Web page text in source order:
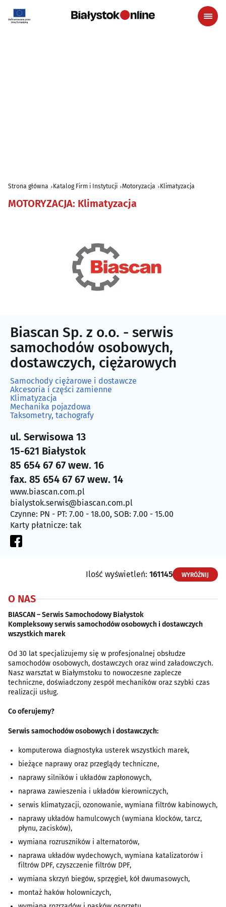
Strona główna Katalog Firm i Instytucji Motoryzacja Klimatyzacja
MOTORYZACJA: Klimatyzacja
Biascan Sp. z o.o. - serwis
samochodów osobowych,
dostawczych, ciężarowych
Samochody ciężarowe i dostawcze
Akcesoria i części zamienne
Klimatyzacja
Mechanika pojazdowa
Taksometry, tachografy
ul. Serwisowa 13
15-621 Białystok
85 654 67 67 wew. 16
fax. 85 654 67 67 wew. 14
www.biascan.com.pl
bialystok.serwis@biascan.com.pl
Czynne: PN - PT: 7.00 - 18.00, SOB: 7.00 - 15.00
Karty płatnicze: tak
Ilość wyświetleń: 161145 WYRÓŻNIJ
O NAS
BIASCAN – Serwis Samochodowy Białystok
Kompleksowy serwis samochodów osobowych i dostawczych
wszystkich marek
Od 30 lat specjalizujemy się w profesjonalnej obsłudze
samochodów osobowych, dostawczych oraz wind załadowczych.
Nasz warsztat w Białymstoku to nowoczesne zaplecze
techniczne, doświadczony zespół mechaników oraz szybki czas
realizacji usług.
Co oferujemy?
Serwis samochodów osobowych i dostawczych:
komputerowa diagnostyka usterek wszystkich marek,
bieżące naprawy oraz przeglądy techniczne,
naprawy silników i układów zapłonowych,
naprawa zawieszenia i układów kierowniczych,
serwis klimatyzacji, ozonowanie, wymiana filtrów kabinowych,
naprawy układów hamulcowych (wymiana klocków, tarcz,
płynu, zacisków),
wymiana rozruszników i alternatorów,
naprawa układów wydechowych, wymiana katalizatorów i
filtrów DPF, czyszczenie filtrów DPF,
wymiana skrzyń biegów, sprzęgieł, kół dwumasowych,
montaż haków holowniczych,